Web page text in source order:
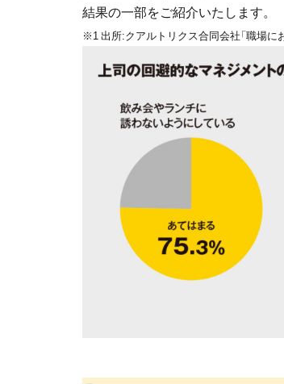
結果の一部をご紹介いたします。
※1 出所:クアルトリクス合同会社「職場に